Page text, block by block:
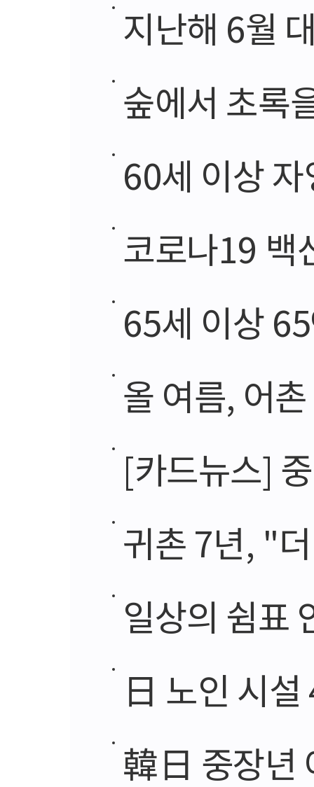
지난해 6월
숲에서 초록
60세 이상 자
코로나19 백신
65세 이상
올 여름, 어
[카드뉴스]
귀촌 7년, "
일상의 쉼표
日 노인 시
韓日 중장년